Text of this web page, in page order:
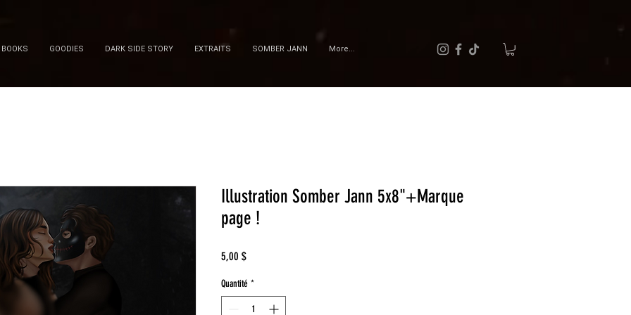
BOOKS GOODIES DARK SIDE STORY EXTRAITS SOMBER JANN More...
Illustration Somber Jann 5x8"+Marque
page !
5,00 $Prix
Quantité *